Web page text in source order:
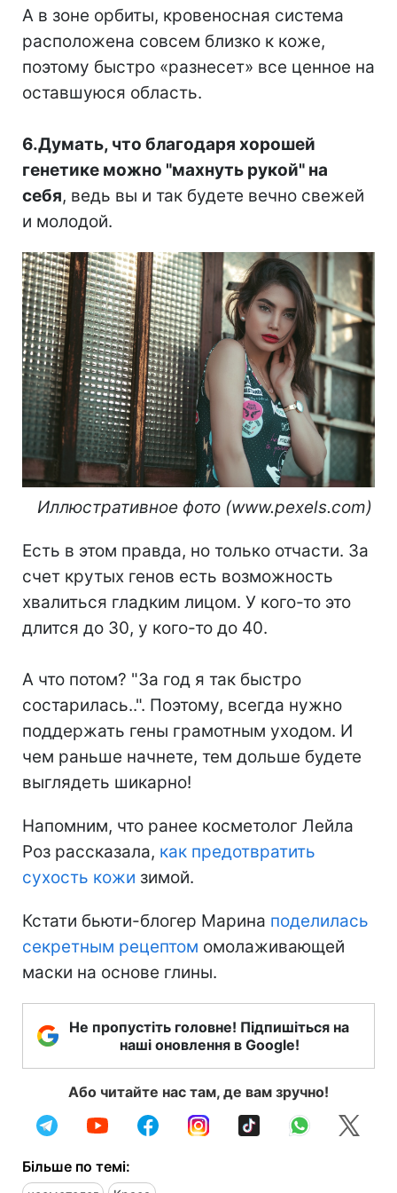
А в зоне орбиты, кровеносная система
расположена совсем близко к коже,
поэтому быстро «разнесет» все ценное на
оставшуюся область.
6.Думать, что благодаря хорошей
генетике можно "махнуть рукой" на
себя, ведь вы и так будете вечно свежей
и молодой.
⠀Иллюстративное фото (www.pexels.com)
Есть в этом правда, но только отчасти. За
счет крутых генов есть возможность
хвалиться гладким лицом. У кого-то это
длится до 30, у кого-то до 40.
А что потом? "За год я так быстро
состарилась..". Поэтому, всегда нужно
поддержать гены грамотным уходом. И
чем раньше начнете, тем дольше будете
выглядеть шикарно!
Напомним, что ранее косметолог Лейла
Роз рассказала, как предотвратить
сухость кожи зимой.
Кстати бьюти-блогер Марина поделилась
секретным рецептом омолаживающей
маски на основе глины.
Не пропустіть головне! Підпишіться на
наші оновлення в Google!
Або читайте нас там, де вам зручно!
Більше по темі: